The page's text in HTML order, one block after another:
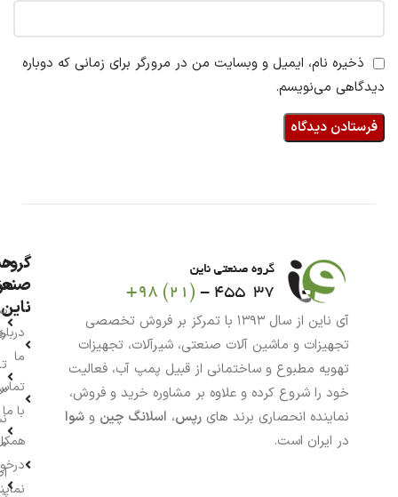
ذخیره نام، ایمیل و وبسایت من در مرورگر برای زمانی که دوباره
دیدگاهی می‌نویسم.
آی ناین از سال ۱۳۹۳ با تمرکز بر فروش تخصصی
تجهیزات و ماشین آلات صنعتی، شیرآلات، تجهیزات
تهویه مطبوع و ساختمانی از قبیل پمپ آب، فعالیت
خود را شروع کرده و علاوه بر مشاوره خرید و فروش،
نماینده انحصاری برند های رپس، اسلانگ چین و شوا
در ایران است.
گروه
ناین
ما
با ما